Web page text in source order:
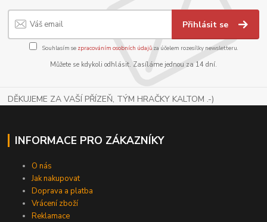
Přihlásit se
Souhlasím se zpracováním osobních údajůza účelem rozesílky newsletteru.
Můžete se kdykoli odhlásit. Zasíláme jednou za 14 dní.
DĚKUJEME ZA VAŠÍ PŘÍZEŇ, TÝM HRAČKY KALTOM .-)
INFORMACE PRO ZÁKAZNÍKY
O nás
Jak nakupovat
Doprava a platba
Vrácení zboží
Reklamace